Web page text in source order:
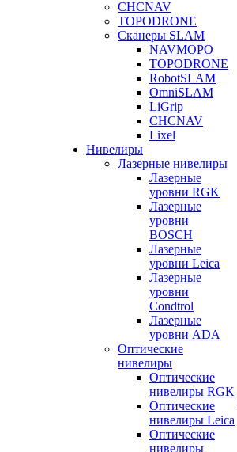
CHCNAV
TOPODRONE
Сканеры SLAM
NAVMOPO
TOPODRONE
RobotSLAM
OmniSLAM
LiGrip
CHCNAV
Lixel
Нивелиры
Лазерные нивелиры
Лазерные
уровни RGK
Лазерные
уровни
BOSCH
Лазерные
уровни Leica
Лазерные
уровни
Condtrol
Лазерные
уровни ADA
Оптические
нивелиры
Оптические
нивелиры RGK
Оптические
нивелиры Leica
Оптические
нивелиры